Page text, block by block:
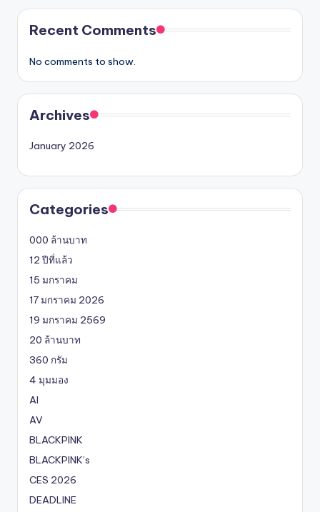
Recent Comments
No comments to show.
Archives
January 2026
Categories
000 ล้านบาท
12 ปีที่แล้ว
15 มกราคม
17 มกราคม 2026
19 มกราคม 2569
20 ล้านบาท
360 กรัม
4 มุมมอง
AI
AV
BLACKPINK
BLACKPINK’s
CES 2026
DEADLINE